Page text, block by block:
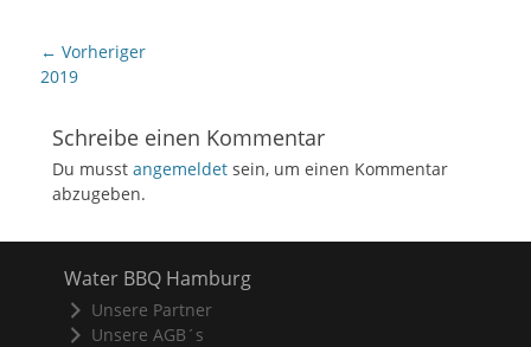
Beitragsnavigation
← Vorheriger
Vorheriger
2019
Schreibe einen Kommentar
Du musst angemeldet sein, um einen Kommentar
abzugeben.
Water BBQ Hamburg
Unsere Partner
Unsere AGB´s